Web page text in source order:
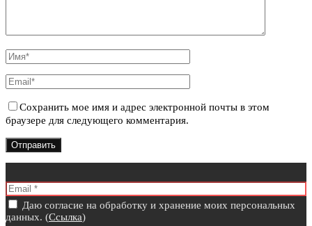
Сохранить мое имя и адрес электронной почты в этом
браузере для следующего комментария.
Даю согласие на обработку и хранение моих персональных
данных. (Ссылка)